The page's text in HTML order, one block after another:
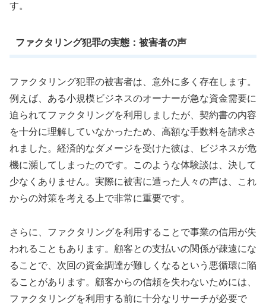
す。
ファクタリング犯罪の実態：被害者の声
ファクタリング犯罪の被害者は、意外に多く存在します。
例えば、ある小規模ビジネスのオーナーが急な資金需要に
迫られてファクタリングを利用しましたが、契約書の内容
を十分に理解していなかったため、高額な手数料を請求さ
れました。経済的なダメージを受けた彼は、ビジネスが危
機に瀕してしまったのです。このような体験談は、決して
少なくありません。実際に被害に遭った人々の声は、これ
からの対策を考える上で非常に重要です。
さらに、ファクタリングを利用することで事業の信用が失
われることもあります。顧客との支払いの関係が疎遠にな
ることで、次回の資金調達が難しくなるという悪循環に陥
ることがあります。顧客からの信頼を失わないためには、
ファクタリングを利用する前に十分なリサーチが必要で